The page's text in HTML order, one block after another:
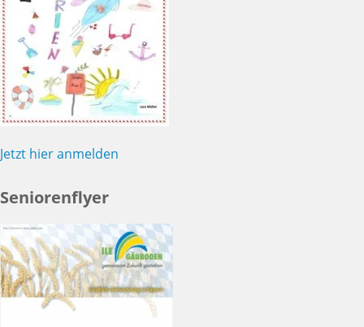
Jetzt hier anmelden
Seniorenflyer